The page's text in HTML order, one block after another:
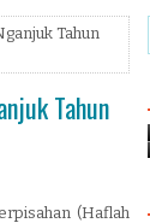
Tahun
Tahun
(Haflah